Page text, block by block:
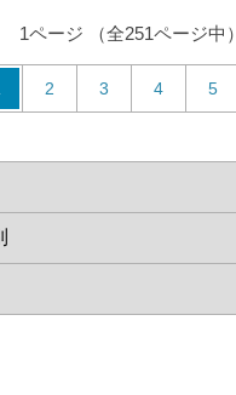
1ページ （全251ページ中）
2 3 4 5